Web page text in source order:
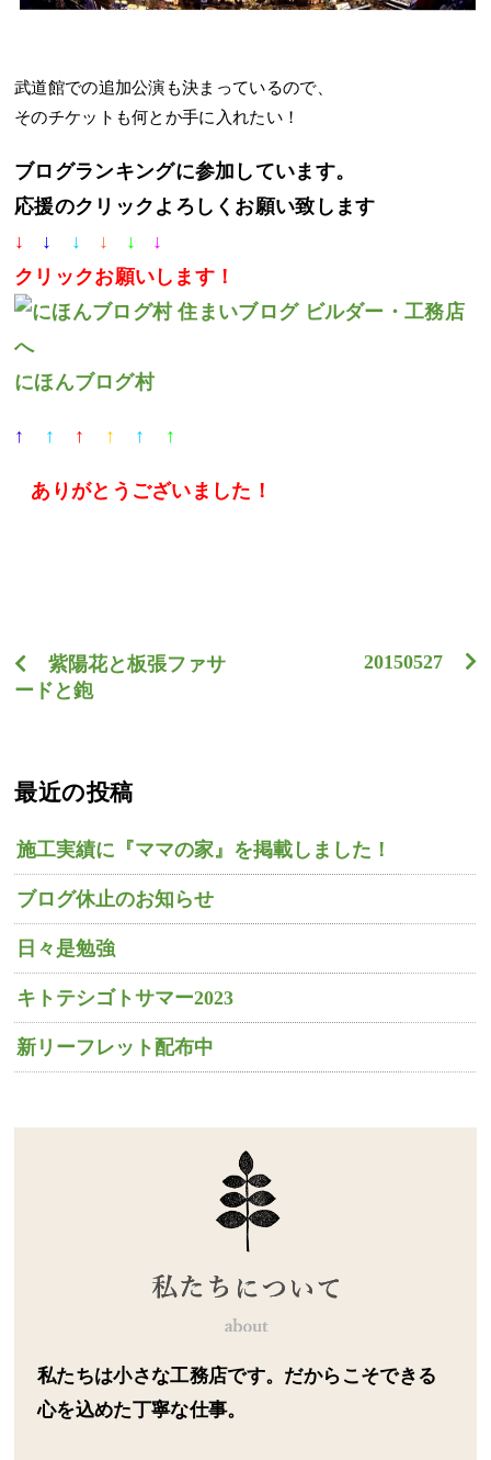
武道館での追加公演も決まっているので、
そのチケットも何とか手に入れたい！
ブログランキングに参加しています。
応援のクリックよろしくお願い致します
↓ ↓ ↓ ↓ ↓ ↓
クリックお願いします！
にほんブログ村
↑ ↑ ↑ ↑ ↑ ↑
ありがとうございました ！
紫陽花と板張ファサ
ードと鉋
20150527
最近の投稿
施工実績に『ママの家』を掲載しました！
ブログ休止のお知らせ
日々是勉強
キトテシゴトサマー2023
新リーフレット配布中
私たちは小さな工務店です。だからこそできる
心を込めた丁寧な仕事。